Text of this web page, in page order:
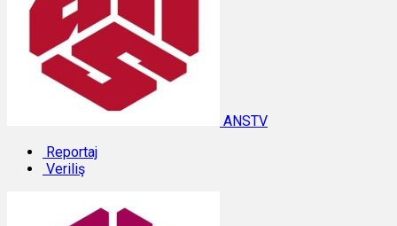
ANSTV
Reportaj
Veriliş